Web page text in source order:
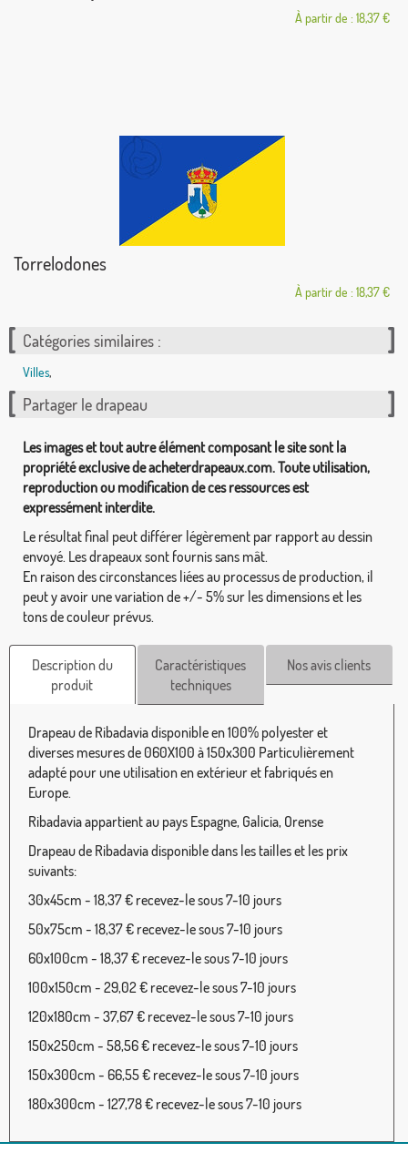
À partir de : 18,37 €
Torrelodones
À partir de : 18,37 €
Catégories similaires :
Villes,
Partager le drapeau
Les images et tout autre élément composant le site sont la
propriété exclusive de acheterdrapeaux.com. Toute utilisation,
reproduction ou modification de ces ressources est
expressément interdite.
Le résultat final peut différer légèrement par rapport au dessin
envoyé. Les drapeaux sont fournis sans mât.
En raison des circonstances liées au processus de production, il
peut y avoir une variation de +/- 5% sur les dimensions et les
tons de couleur prévus.
Description du
produit
Caractéristiques
techniques
Nos avis clients
Drapeau de Ribadavia disponible en 100% polyester et
diverses mesures de 060X100 à 150x300 Particulièrement
adapté pour une utilisation en extérieur et fabriqués en
Europe.
Ribadavia appartient au pays Espagne, Galicia, Orense
Drapeau de Ribadavia disponible dans les tailles et les prix
suivants:
30x45cm - 18,37 € recevez-le sous 7-10 jours
50x75cm - 18,37 € recevez-le sous 7-10 jours
60x100cm - 18,37 € recevez-le sous 7-10 jours
100x150cm - 29,02 € recevez-le sous 7-10 jours
120x180cm - 37,67 € recevez-le sous 7-10 jours
150x250cm - 58,56 € recevez-le sous 7-10 jours
150x300cm - 66,55 € recevez-le sous 7-10 jours
180x300cm - 127,78 € recevez-le sous 7-10 jours